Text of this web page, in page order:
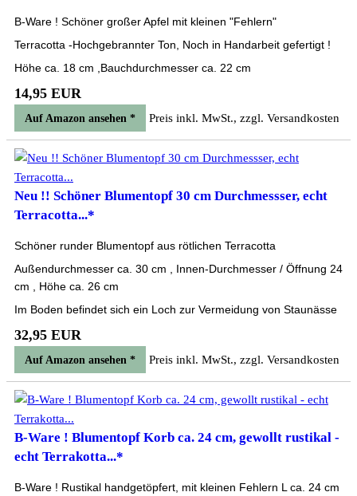
B-Ware ! Schöner großer Apfel mit kleinen "Fehlern"
Terracotta -Hochgebrannter Ton, Noch in Handarbeit gefertigt !
Höhe ca. 18 cm ,Bauchdurchmesser ca. 22 cm
14,95 EUR
Auf Amazon ansehen * Preis inkl. MwSt., zzgl. Versandkosten
Neu !! Schöner Blumentopf 30 cm Durchmessser, echt
Terracotta...*
Schöner runder Blumentopf aus rötlichen Terracotta
Außendurchmesser ca. 30 cm , Innen-Durchmesser / Öffnung 24
cm , Höhe ca. 26 cm
Im Boden befindet sich ein Loch zur Vermeidung von Staunässe
32,95 EUR
Auf Amazon ansehen * Preis inkl. MwSt., zzgl. Versandkosten
B-Ware ! Blumentopf Korb ca. 24 cm, gewollt rustikal -
echt Terrakotta...*
B-Ware ! Rustikal handgetöpfert, mit kleinen Fehlern L ca. 24 cm